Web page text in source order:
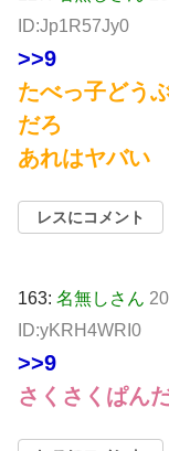
ID:Jp1R57Jy0
>>9
たべっ子どう
だろ
あれはヤバい
レスにコメント
163: 名無しさん
ID:yKRH4WRI0
>>9
さくさくぱん